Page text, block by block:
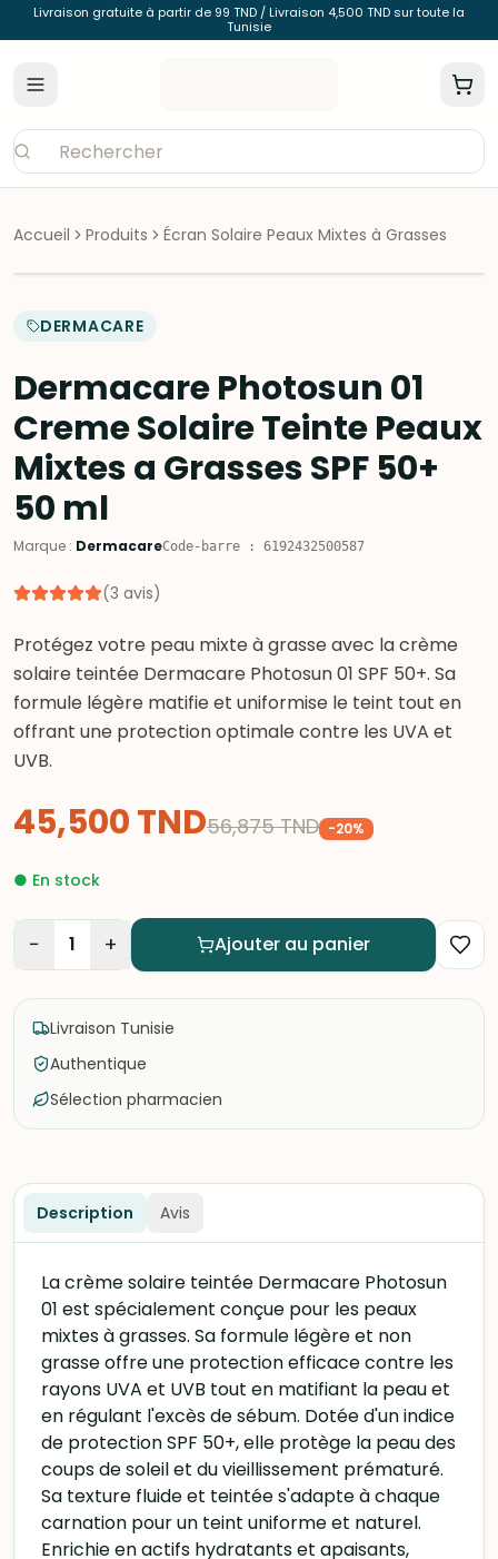
Livraison gratuite à partir de 99 TND / Livraison 4,500 TND sur toute la
Tunisie
Accueil Produits Écran Solaire Peaux Mixtes à Grasses
DERMACARE
Dermacare Photosun 01
Creme Solaire Teinte Peaux
Mixtes a Grasses SPF 50+
50 ml
Marque : DermacareCode-barre : 6192432500587
(3 avis)
Protégez votre peau mixte à grasse avec la crème
solaire teintée Dermacare Photosun 01 SPF 50+. Sa
formule légère matifie et uniformise le teint tout en
offrant une protection optimale contre les UVA et
UVB.
45,500TND56,875 TND -20%
● En stock
− 1 + Ajouter au panier
Livraison Tunisie
Authentique
Sélection pharmacien
Description Avis
La crème solaire teintée Dermacare Photosun
01 est spécialement conçue pour les peaux
mixtes à grasses. Sa formule légère et non
grasse offre une protection efficace contre les
rayons UVA et UVB tout en matifiant la peau et
en régulant l'excès de sébum. Dotée d'un indice
de protection SPF 50+, elle protège la peau des
coups de soleil et du vieillissement prématuré.
Sa texture fluide et teintée s'adapte à chaque
carnation pour un teint uniforme et naturel.
Enrichie en actifs hydratants et apaisants,